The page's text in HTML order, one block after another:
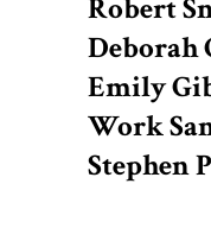
Robert
Deborah
Emily
Work
Stephen